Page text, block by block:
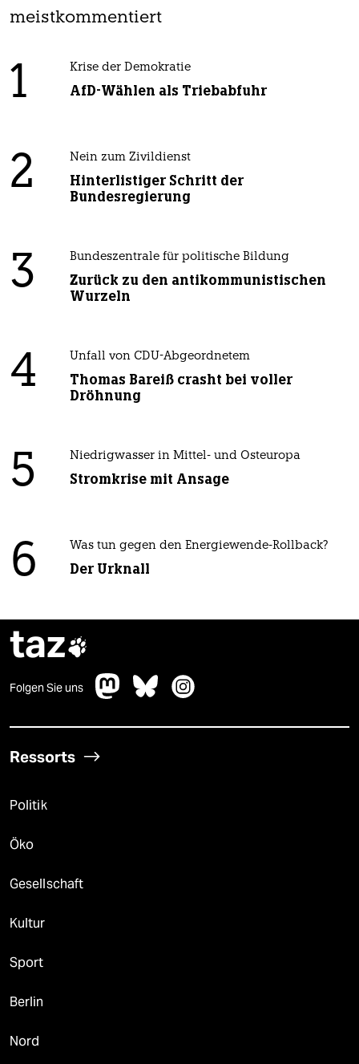
meistkommentiert
1 Krise der Demokratie
AfD-Wählen als Triebabfuhr
2 Nein zum Zivildienst
Hinterlistiger Schritt der
Bundesregierung
3 Bundeszentrale für politische Bildung
Zurück zu den antikommunistischen
Wurzeln
4 Unfall von CDU-Abgeordnetem
Thomas Bareiß crasht bei voller
Dröhnung
5 Niedrigwasser in Mittel- und Osteuropa
Stromkrise mit Ansage
6 Was tun gegen den Energiewende-Rollback?
Der Urknall
taz
Folgen Sie uns
Ressorts
Politik
Öko
Gesellschaft
Kultur
Sport
Berlin
Nord